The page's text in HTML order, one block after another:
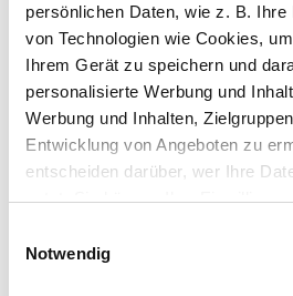
persönlichen Daten, wie z. B.
von Technologien wie Cookies,
Ihrem Gerät zu speichern und
personalisierte Werbung und
Werbung und Inhalten,
Entwicklung von Angeboten zu
entscheiden darüber, wer Ihre
nutzt. Sie können Ihre
Trigger Symbol ändern oder
Notwendig
Lagebeschreibung
Eingebettet in die
Inntals, bietet Telfs eine perfekte
gute Verkehrsanbindung über
der nahegelegene Bahnhof